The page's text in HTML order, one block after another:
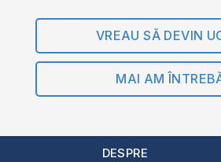
VREAU SĂ DEVIN
MAI AM
DESPRE